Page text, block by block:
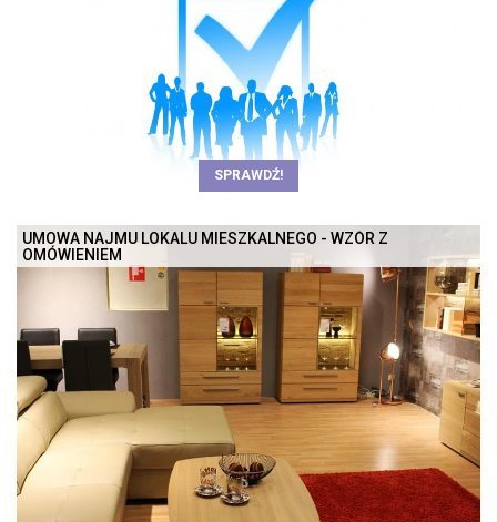
SPRAWDŹ!
UMOWA NAJMU LOKALU MIESZKALNEGO - WZÓR Z
OMÓWIENIEM